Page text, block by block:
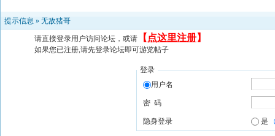
提示信息 » 无敌猪哥
请直接登录用户访问论坛，或请 【 点这里注册】
如果您已注册,请先登录论坛即可游览帖子
登录
用户名
密 码
隐身登录 是